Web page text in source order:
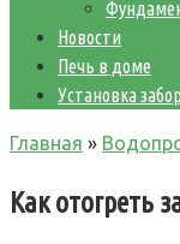
Новости
Печь в доме
Установка
Главная »
Как отогреть